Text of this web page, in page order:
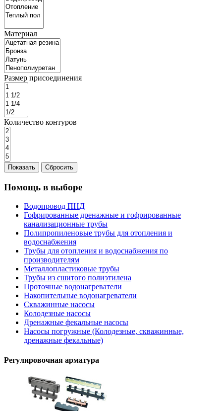
Материал
Размер присоединения
Количество контуров
Показать Сбросить
Помощь в выборе
Водопровод ПНД
Гофрированные дренажные и гофрированные
канализационные трубы
Полипропиленовые трубы для отопления и
водоснабжения
Трубы для отопления и водоснабжения по
производителям
Металлопластиковые трубы
Трубы из сшитого полиэтилена
Проточные водонагреватели
Накопительные водонагреватели
Скважинные насосы
Колодезные насосы
Дренажные фекальные насосы
Насосы погружные (Колодезные, скважинные,
дренажные фекальные)
Регулировочная арматура